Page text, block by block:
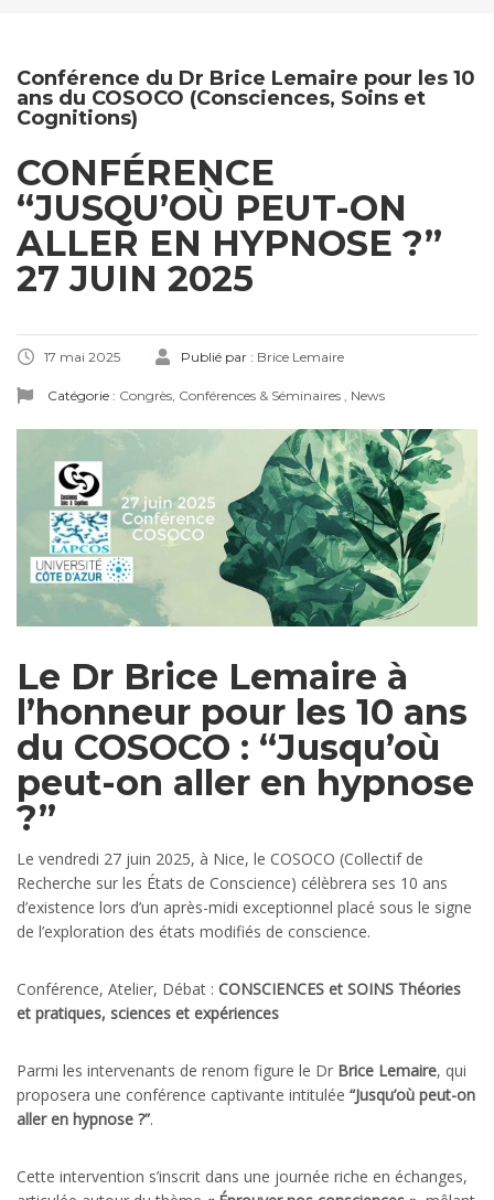
Conférence du Dr Brice Lemaire pour les 10
ans du COSOCO (Consciences, Soins et
Cognitions)
CONFÉRENCE
“JUSQU’OÙ PEUT-ON
ALLER EN HYPNOSE ?”
27 JUIN 2025
17 mai 2025 Publié par : Brice Lemaire
Catégorie : Congrès, Conférences & Séminaires News
Le Dr Brice Lemaire à
l’honneur pour les 10 ans
du COSOCO : “Jusqu’où
peut-on aller en hypnose
?”
Le vendredi 27 juin 2025, à Nice, le COSOCO (Collectif de
Recherche sur les États de Conscience) célèbrera ses 10 ans
d’existence lors d’un après-midi exceptionnel placé sous le signe
de l’exploration des états modifiés de conscience.
Conférence, Atelier, Débat : CONSCIENCES et SOINS Théories
et pratiques, sciences et expériences
Parmi les intervenants de renom figure le Dr Brice Lemaire, qui
proposera une conférence captivante intitulée “Jusqu’où peut-on
aller en hypnose ?”.
Cette intervention s’inscrit dans une journée riche en échanges,